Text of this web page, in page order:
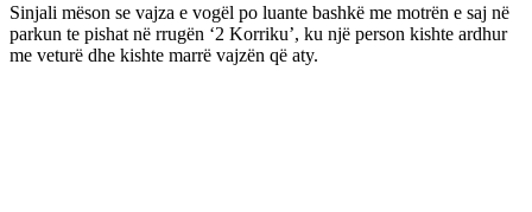
Sinjali mëson se vajza e vogël po luante bashkë me motrën e saj në
parkun te pishat në rrugën ‘2 Korriku’, ku një person kishte ardhur
me veturë dhe kishte marrë vajzën që aty.